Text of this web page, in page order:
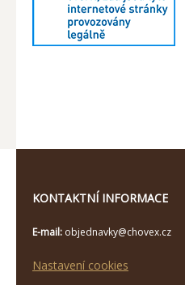
KONTAKTNÍ INFORMACE
E-mail: objednavky@chovex.cz
Nastavení cookies